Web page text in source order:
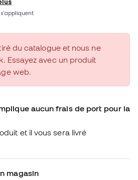
du catalogue et nous ne
Essayez avec un produit
web.
aucun frais de port pour la
et il vous sera livré
magasin